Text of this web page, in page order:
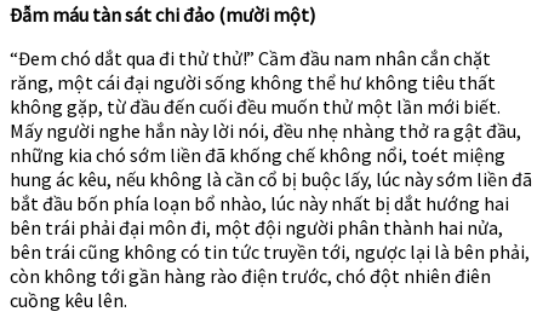
Part
43
Ch
11
–
12
Đẫm máu tàn sát chi đảo (mười một)
“Đem chó dắt qua đi thử thử!” Cầm đầu nam nhân cắn chặt
răng, một cái đại người sống không thể hư không tiêu thất
không gặp, từ đầu đến cuối đều muốn thử một lần mới biết.
Mấy người nghe hắn này lời nói, đều nhẹ nhàng thở ra gật đầu,
những kia chó sớm liền đã khống chế không nổi, toét miệng
hung ác kêu, nếu không là cần cổ bị buộc lấy, lúc này sớm liền đã
bắt đầu bốn phía loạn bổ nhào, lúc này nhất bị dắt hướng hai
bên trái phải đại môn đi, một đội người phân thành hai nửa,
bên trái cũng không có tin tức truyền tới, ngược lại là bên phải,
còn không tới gần hàng rào điện trước, chó đột nhiên điên
cuồng kêu lên.